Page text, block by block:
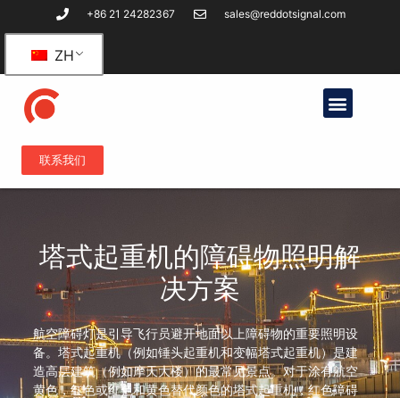
+86 21 24282367 sales@reddotsignal.com
ZH
联系我们
塔式起重机的障碍物照明解
决方案
航空障碍灯是引导飞行员避开地面以上障碍物的重要照明设
备。塔式起重机（例如锤头起重机和变幅塔式起重机）是建
造高层建筑（例如摩天大楼）的最常见景点。对于涂有航空
黄色，红色或红色和黄色替代颜色的塔式起重机，红色障碍